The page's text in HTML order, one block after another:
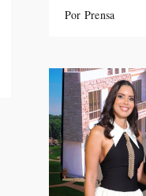
Por Prensa